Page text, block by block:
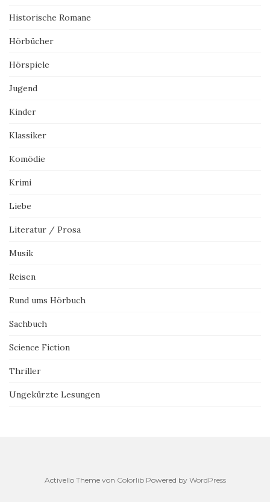
Historische Romane
Hörbücher
Hörspiele
Jugend
Kinder
Klassiker
Komödie
Krimi
Liebe
Literatur / Prosa
Musik
Reisen
Rund ums Hörbuch
Sachbuch
Science Fiction
Thriller
Ungekürzte Lesungen
Activello Theme von ColorlibPowered by WordPress